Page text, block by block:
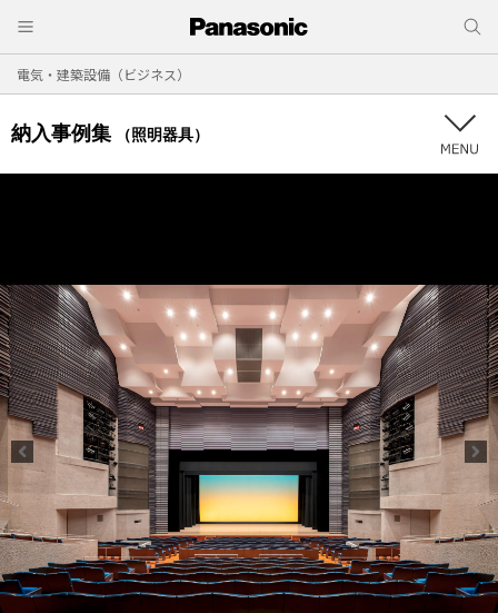
電気・建築設備（ビジネス）
納入事例集 （照明器具）